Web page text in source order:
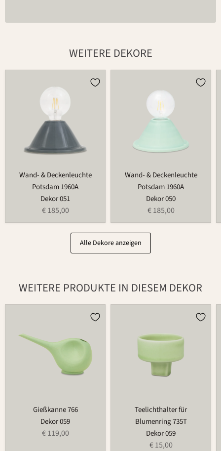
WEITERE DEKORE
Deckenleuchte
Wand- & Deckenleuchte
Potsdam 1960A
Dekor 051
€ 185,00
Deckenleuchte
Wand- & Deckenleuchte
Potsdam 1960A
Dekor 050
€ 185,00
Alle Dekore anzeigen
WEITERE PRODUKTE IN DIESEM DEKOR
Gießkanne 766
Dekor 059
€ 119,00
Teelichthalter für
Blumenring 735T
Dekor 059
€ 15,00